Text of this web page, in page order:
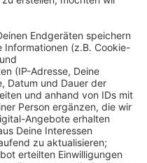
ihr
aber nicht
in ein
08:19